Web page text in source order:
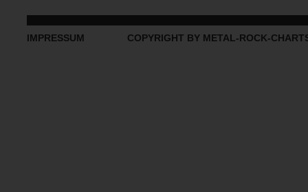
IMPRESSUM COPYRIGHT BY METAL-ROCK-